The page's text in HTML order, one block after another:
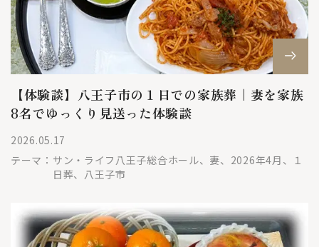
【体験談】八王子市の１日での家族葬｜妻を家族
8名でゆっくり見送った体験談
2026.05.17
テーマ： サン・ライフ八王子総合ホール、妻、2026年4月、１
日葬、八王子市